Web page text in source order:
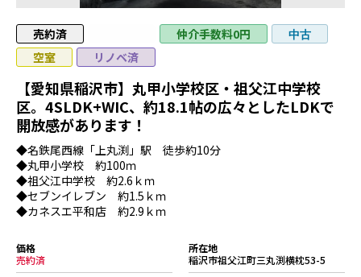
売約済 仲介手数料0円 中古
空室 リノベ済
【愛知県稲沢市】丸甲小学校区・祖父江中学校
区。4SLDK+WIC、約18.1帖の広々としたLDKで
開放感があります！
◆名鉄尾西線「上丸渕」駅 徒歩約10分
◆丸甲小学校 約100ｍ
◆祖父江中学校 約2.6ｋｍ
◆セブンイレブン 約1.5ｋｍ
◆カネスエ平和店 約2.9ｋｍ
価格
売約済
所在地
稲沢市祖父江町三丸渕横枕53-5